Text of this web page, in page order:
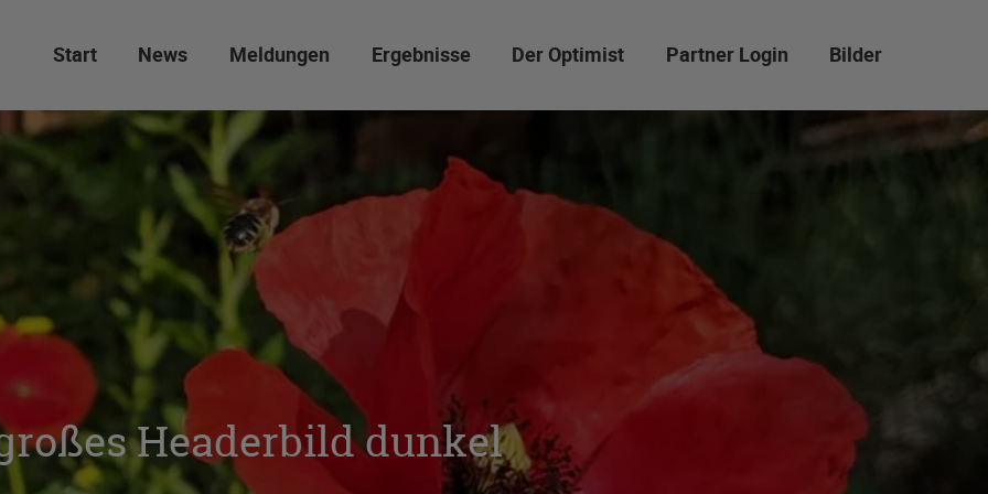
Start News Meldungen Ergebnisse Der Optimist Partner Login Bilder
Headerbild dunkel